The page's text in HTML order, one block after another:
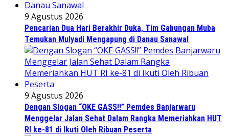
9 Agustus 2026
Pencarian Dua Hari Berakhir Duka, Tim Gabungan Muba
Temukan Mulyadi Mengapung di Danau Sanawal
9 Agustus 2026
Dengan Slogan “OKE GASS!!” Pemdes Banjarwaru
Menggelar Jalan Sehat Dalam Rangka Memeriahkan HUT
RI ke-81 di Ikuti Oleh Ribuan Peserta